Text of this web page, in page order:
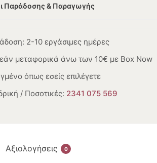
Παράδοσης & Παραγωγής
2-10 εργάσιμες ημέρες
μεταφορικά άνω των 10€ με Box Now
όπως εσείς επιλέγετε
/ Ποσοτικές: 2341 075 569
Αξιολογήσεις 0